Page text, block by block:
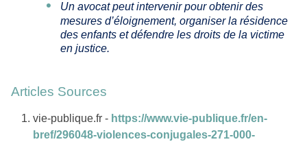
Un avocat peut intervenir pour obtenir des
mesures d’éloignement, organiser la résidence
des enfants et défendre les droits de la victime
en justice.
Articles Sources
vie-publique.fr - https://www.vie-publique.fr/en-
bref/296048-violences-conjugales-271-000-